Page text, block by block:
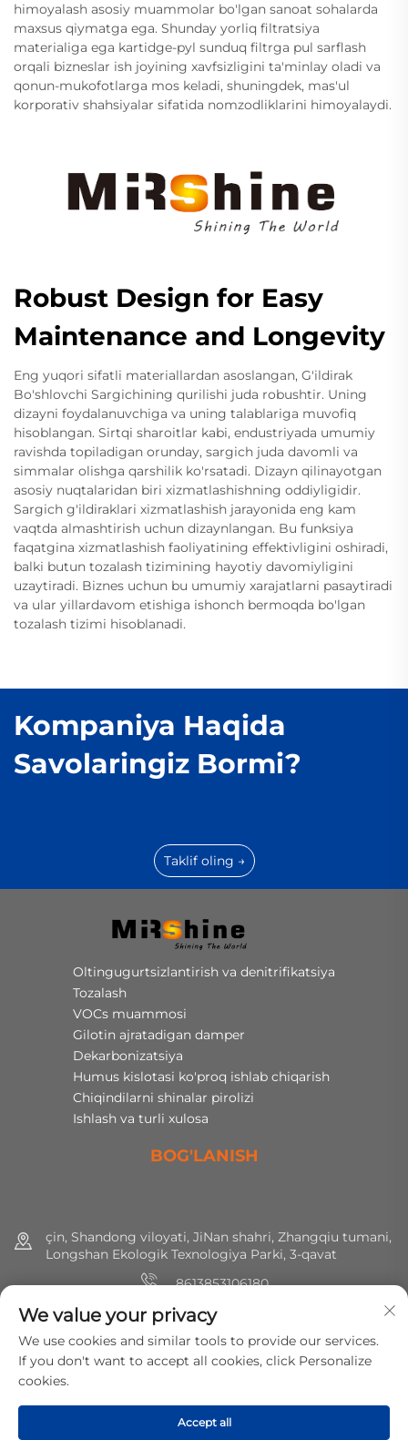
himoyalash asosiy muammolar bo'lgan sanoat sohalarda
maxsus qiymatga ega. Shunday yorliq filtratsiya
materialiga ega kartidge-pyl sunduq filtrga pul sarflash
orqali bizneslar ish joyining xavfsizligini ta'minlay oladi va
qonun-mukofotlarga mos keladi, shuningdek, mas'ul
korporativ shahsiyalar sifatida nomzodliklarini himoyalaydi.
Robust Design for Easy
Maintenance and Longevity
Eng yuqori sifatli materiallardan asoslangan, G'ildirak
Bo'shlovchi Sargichining qurilishi juda robushtir. Uning
dizayni foydalanuvchiga va uning talablariga muvofiq
hisoblangan. Sirtqi sharoitlar kabi, endustriyada umumiy
ravishda topiladigan orunday, sargich juda davomli va
simmalar olishga qarshilik ko'rsatadi. Dizayn qilinayotgan
asosiy nuqtalaridan biri xizmatlashishning oddiyligidir.
Sargich g'ildiraklari xizmatlashish jarayonida eng kam
vaqtda almashtirish uchun dizaynlangan. Bu funksiya
faqatgina xizmatlashish faoliyatining effektivligini oshiradi,
balki butun tozalash tizimining hayotiy davomiyligini
uzaytiradi. Biznes uchun bu umumiy xarajatlarni pasaytiradi
va ular yillardavom etishiga ishonch bermoqda bo'lgan
tozalash tizimi hisoblanadi.
Kompaniya Haqida
Savolaringiz Bormi?
Taklif oling →
Oltingugurtsizlantirish va denitrifikatsiya
Tozalash
VOCs muammosi
Gilotin ajratadigan damper
Dekarbonizatsiya
Humus kislotasi ko'proq ishlab chiqarish
Chiqindilarni shinalar pirolizi
Ishlash va turli xulosa
BOG'LANISH
çin, Shandong viloyati, JiNan shahri, Zhangqiu tumani,
Longshan Ekologik Texnologiya Parki, 3-qavat
8613853106180
+86 (0) 531 8891 0288
[email protected]
Huquqlar hammasi saqlangan © 2025 MirShine Environmental
Protection Technology Co., Ltd. Maxfiylik siyosati
We value your privacy
We use cookies and similar tools to provide our services.
If you don't want to accept all cookies, click Personalize
cookies.
Accept all